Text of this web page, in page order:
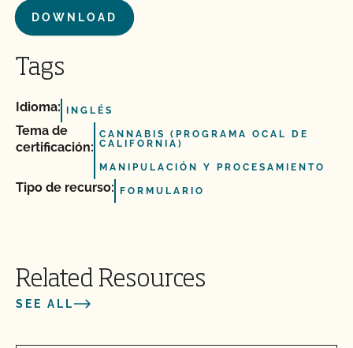
DOWNLOAD
Tags
Idioma: INGLÉS
Tema de
certificación:
CANNABIS (PROGRAMA OCAL DE
CALIFORNIA)
MANIPULACIÓN Y PROCESAMIENTO
Tipo de recurso: FORMULARIO
Related Resources
SEE ALL